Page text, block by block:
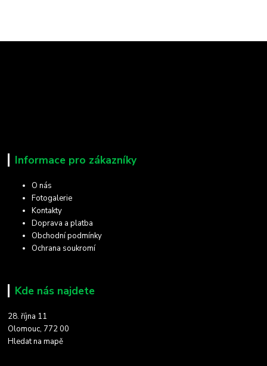
Informace pro zákazníky
O nás
Fotogalerie
Kontakty
Doprava a platba
Obchodní podmínky
Ochrana soukromí
Kde nás najdete
28. října 11
Olomouc, 772 00
Hledat na mapě